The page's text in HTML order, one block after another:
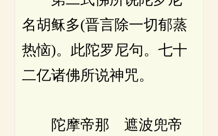
名胡稣多(晋言除一切郁蒸
热恼)。此陀罗尼句。七十
二亿诸佛所说神咒。
陀摩帝那 遮波兜帝